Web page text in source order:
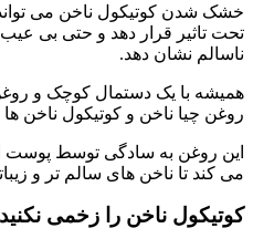
خشک شدن کوتیکول ناخن می تواند
تحت تاثیر قرار دهد و حتی بی
ناسالم نشان دهد.
همیشه با یک دستمال کوچک و
روغن چیا ناخن و کوتیکول ناخن ها
این روغن به سادگی توسط
می کند تا ناخن های سالم تر و
کوتیکول ناخن را زخمی نکنید